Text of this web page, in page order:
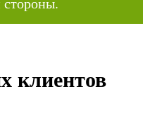
клиентов